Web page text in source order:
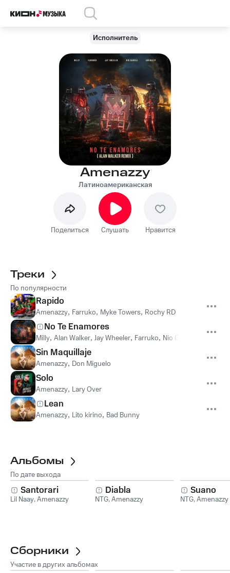
Исполнитель
Amenazzy
Латиноамериканская
Поделиться Слушать Нравится
Треки
По популярности
Rapido
Amenazzy, Farruko, Myke Towers, Rochy RD
No Te Enamores
Milly, Alan Walker, Jay Wheeler, Farruko, Nio Garcia
Sin Maquillaje
Amenazzy, Don Miguelo
Solo
Amenazzy, Lary Over
Lean
Amenazzy, Lito kirino, Bad Bunny
Альбомы
По дате выхода
Santorari
Lil Naay,Amenazzy
Diabla
NTG,Amenazzy
Suano
NTG,Amenazzy
Сборники
Участие в других альбомах